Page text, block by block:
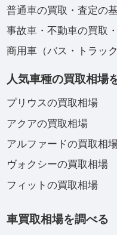
普通車の買取・査定の
事故車・不動車の買取
商用車（バス・トラッ
人気車種の買取相場
プリウスの買取相場
アクアの買取相場
アルファードの買取相
ヴォクシーの買取相場
フィットの買取相場
車買取相場を調べる